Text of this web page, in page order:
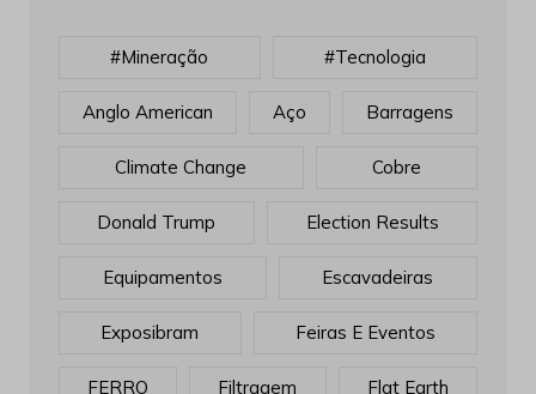
#mineração #tecnologia
Anglo American Aço Barragens
Climate Change Cobre
Donald Trump Election Results
Equipamentos Escavadeiras
Exposibram Feiras E Eventos
FERRO Filtragem Flat Earth